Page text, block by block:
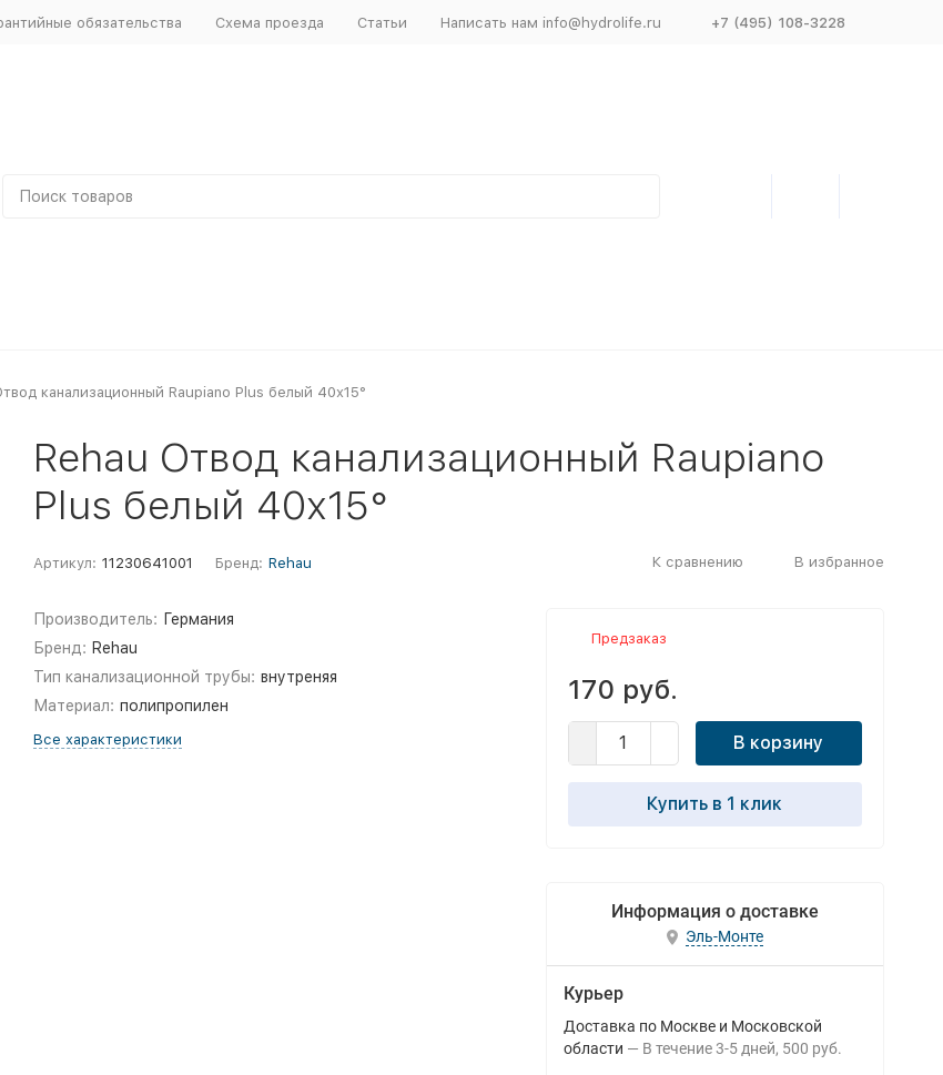
обязательства Схема проезда Статьи Написать нам info@hydrolife.ru +7 (495) 108-3228
канализационный Raupiano Plus белый 40х15°
Rehau Отвод канализационный Raupiano
Plus белый 40х15°
Артикул: 11230641001 Бренд: Rehau К сравнению В избранное
Производитель: Германия
Бренд: Rehau
Тип канализационной трубы: внутреняя
Материал: полипропилен
Все характеристики
Предзаказ
170 руб.
В корзину
Купить в 1 клик
Информация о доставке
Эль-Монте
Курьер
Доставка по Москве и Московской
области
В течение 3-5 дней 500 руб.